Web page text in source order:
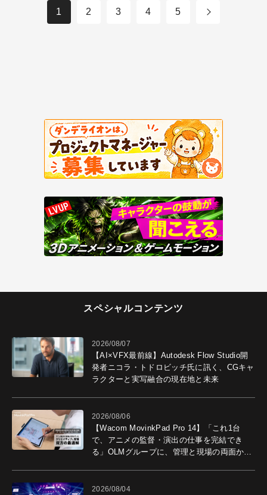
1 2 3 4 5
スペシャルコンテンツ
2026/08/07
【AI×VFX最前線】Autodesk Flow Studio開
発者ニコラ・トドロビッチ氏に訊く、CGキャ
ラクターと実写融合の現在地と未来
2026/08/06
【Wacom MovinkPad Pro 14】「これ1台
で、アニメの監督・演出の仕事を完結でき
る」OLMグループに、管理と現場の両面から
2026/08/04